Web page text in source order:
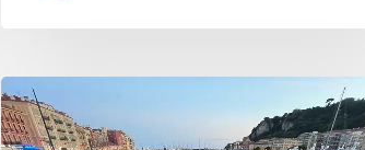
Weekendje
naar